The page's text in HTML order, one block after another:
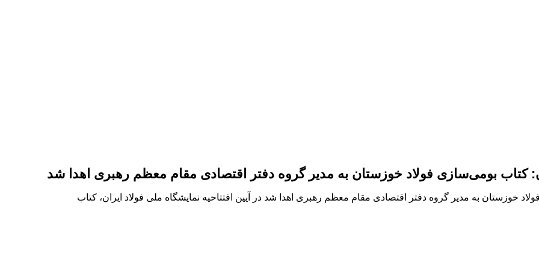
کتاب بومی‌سازی فولاد خوزستان به مدیر گروه دفتر اقتصادی مقام معظم رهبری اهدا شد
خوزستان به مدیر گروه دفتر اقتصادی مقام معظم رهبری اهدا شد در آیین افتتاحیه نمایشگاه ملی فولاد ایران، کتاب